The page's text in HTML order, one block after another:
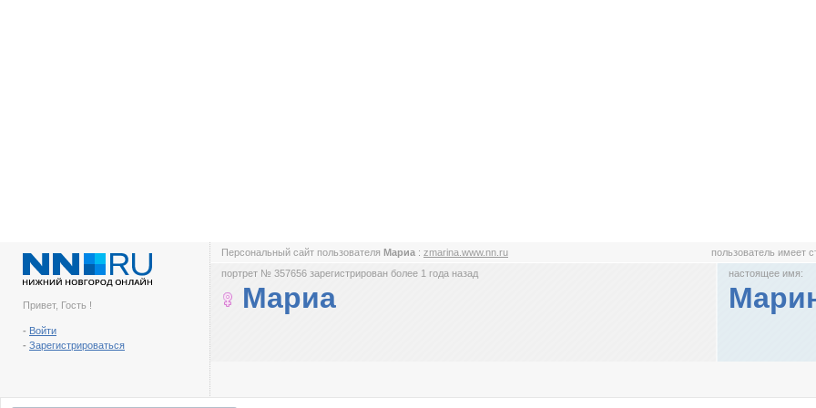
Привет, Гость !
- Войти
- Зарегистрироваться
Персональный сайт пользователя Мариа : zmarina.www.nn.ru пользователь имеет
портрет № 357656 зарегистрирован более 1 года назад
Мариа
настоящее имя: